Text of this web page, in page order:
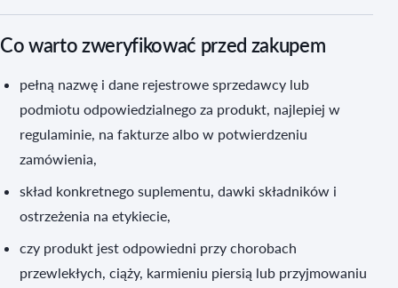
Co warto zweryfikować przed zakupem
pełną nazwę i dane rejestrowe sprzedawcy lub
podmiotu odpowiedzialnego za produkt, najlepiej w
regulaminie, na fakturze albo w potwierdzeniu
zamówienia,
skład konkretnego suplementu, dawki składników i
ostrzeżenia na etykiecie,
czy produkt jest odpowiedni przy chorobach
przewlekłych, ciąży, karmieniu piersią lub przyjmowaniu